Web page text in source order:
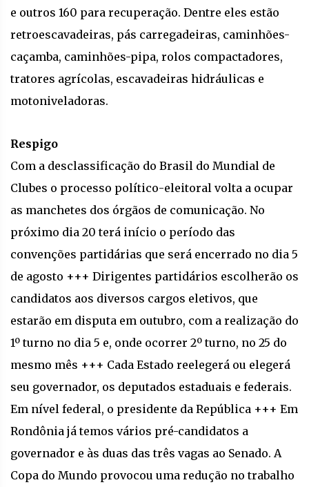
e outros 160 para recuperação. Dentre eles estão
retroescavadeiras, pás carregadeiras, caminhões-
caçamba, caminhões-pipa, rolos compactadores,
tratores agrícolas, escavadeiras hidráulicas e
motoniveladoras.
Respigo
Com a desclassificação do Brasil do Mundial de
Clubes o processo político-eleitoral volta a ocupar
as manchetes dos órgãos de comunicação. No
próximo dia 20 terá início o período das
convenções partidárias que será encerrado no dia 5
de agosto +++ Dirigentes partidários escolherão os
candidatos aos diversos cargos eletivos, que
estarão em disputa em outubro, com a realização do
1º turno no dia 5 e, onde ocorrer 2º turno, no 25 do
mesmo mês +++ Cada Estado reelegerá ou elegerá
seu governador, os deputados estaduais e federais.
Em nível federal, o presidente da República +++ Em
Rondônia já temos vários pré-candidatos a
governador e às duas das três vagas ao Senado. A
Copa do Mundo provocou uma redução no trabalho